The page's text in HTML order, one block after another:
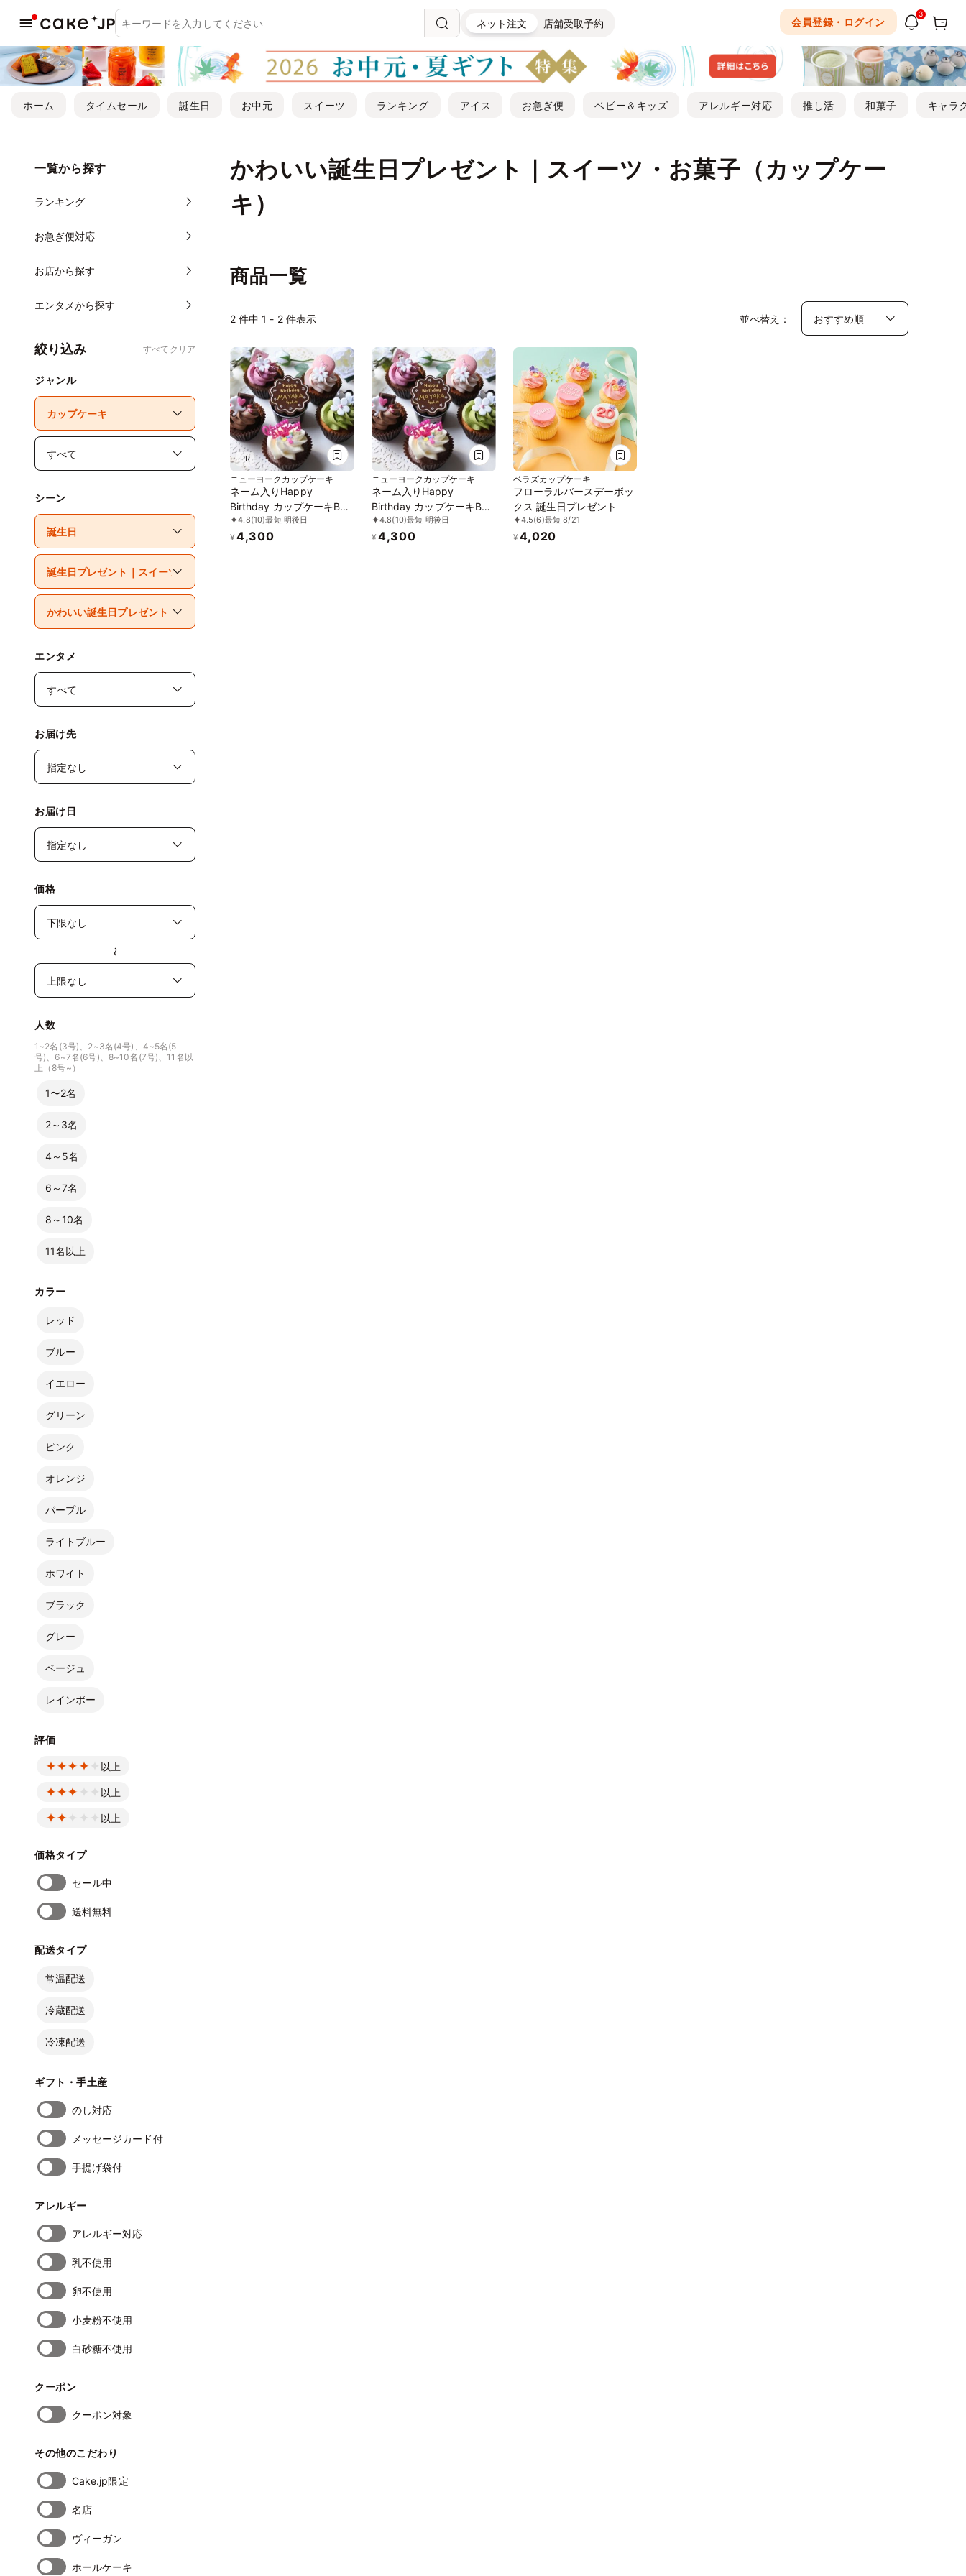
ネット注文 店舗受取予約 会員登録・ログイン
3
ホーム タイムセール 誕生日 お中元 スイーツ ランキング アイス お急ぎ便 ベビー＆キッズ アレルギー対応 推し活 和菓子 キャラ
かわいい誕生日プレゼント｜スイーツ・お菓子（カップケー
キ）
一覧から探す
ランキング
お急ぎ便対応
お店から探す
エンタメから探す
絞り込み すべてクリア
ジャンル
シーン
エンタメ
お届け先
お届け日
価格
〜
人数
1~2名(3号)、2~3名(4号)、4~5名(5
号)、6~7名(6号)、8~10名(7号)、11名以
上（8号~）
1〜2名
2～3名
4～5名
6～7名
8～10名
11名以上
カラー
レッド
ブルー
イエロー
グリーン
ピンク
オレンジ
パープル
ライトブルー
ホワイト
ブラック
グレー
ベージュ
レインボー
評価
以上
以上
以上
価格タイプ
セール中
送料無料
配送タイプ
常温配送
冷蔵配送
冷凍配送
ギフト・手土産
のし対応
メッセージカード付
手提げ袋付
アレルギー
アレルギー対応
乳不使用
卵不使用
小麦粉不使用
白砂糖不使用
クーポン
クーポン対象
その他のこだわり
Cake.jp限定
名店
ヴィーガン
ホールケーキ
商品一覧
2 件中 1 - 2 件表示 並べ替え：
PR
ニューヨークカップケーキ
ネーム入りHappy
Birthday カップケーキBox
誕生日プレゼント
4.8(10)最短 明後日
¥ 4,300
ニューヨークカップケーキ
ネーム入りHappy
Birthday カップケーキBox
誕生日プレゼント
4.8(10)最短 明後日
¥ 4,300
ベラズカップケーキ
フローラルバースデーボッ
クス 誕生日プレゼント
4.5(6)最短 8/21
¥ 4,020